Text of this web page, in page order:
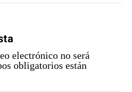
electrónico no será
obligatorios están